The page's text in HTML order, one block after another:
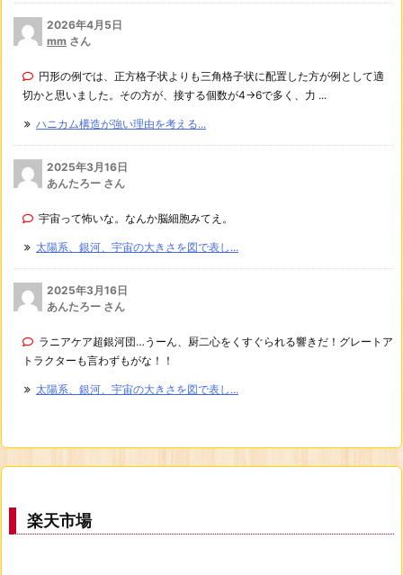
2026年4月5日
mm さん
円形の例では、正方格子状よりも三角格子状に配置した方が例として適
切かと思いました。その方が、接する個数が4→6で多く、力 ...
ハニカム構造が強い理由を考える...
2025年3月16日
あんたろー さん
宇宙って怖いな。なんか脳細胞みてえ。
太陽系、銀河、宇宙の大きさを図で表し...
2025年3月16日
あんたろー さん
ラニアケア超銀河団…うーん、厨二心をくすぐられる響きだ！グレートア
トラクターも言わずもがな！！
太陽系、銀河、宇宙の大きさを図で表し...
楽天市場